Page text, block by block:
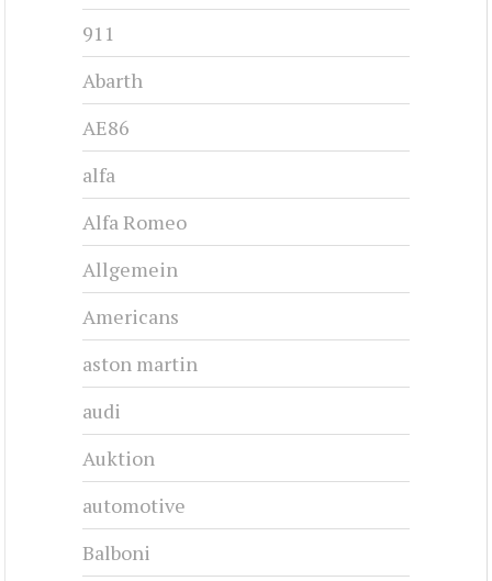
911
Abarth
AE86
alfa
Alfa Romeo
Allgemein
Americans
aston martin
audi
Auktion
automotive
Balboni